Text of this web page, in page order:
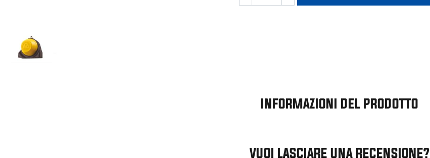
INFORMAZIONI DEL PRODOTTO
VUOI LASCIARE UNA RECENSIONE?